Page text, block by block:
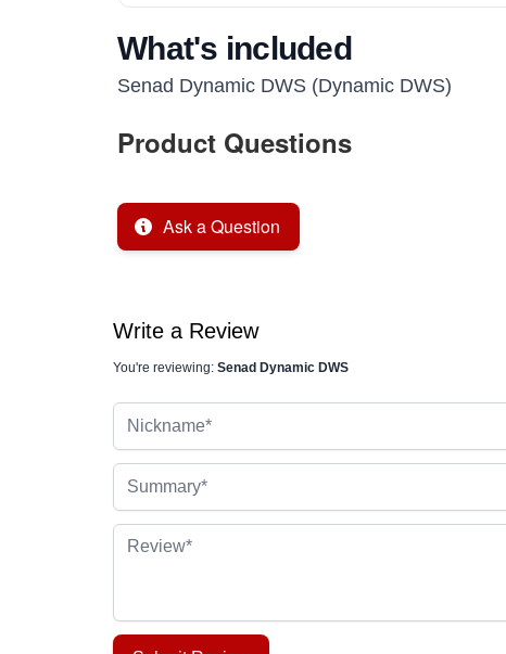
What's included
Senad Dynamic DWS (Dynamic DWS)
Product Questions
Ask a Question
Write a Review
You're reviewing: Senad Dynamic DWS
Review